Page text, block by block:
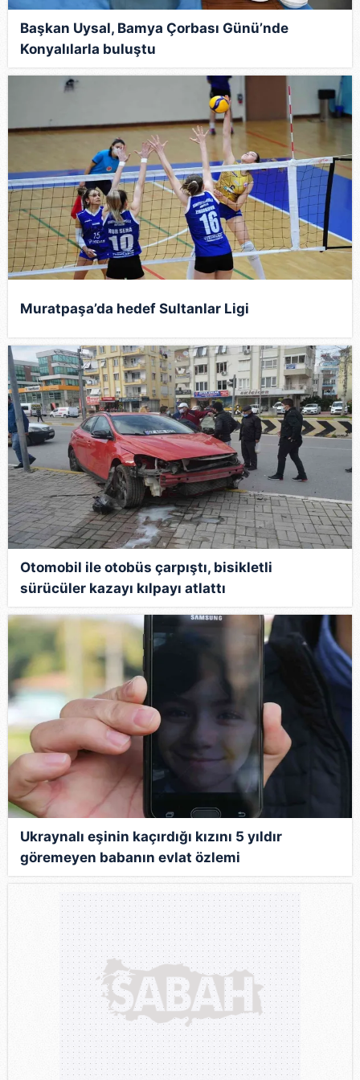
Başkan Uysal, Bamya Çorbası Günü’nde
Konyalılarla buluştu
Muratpaşa’da hedef Sultanlar Ligi
Otomobil ile otobüs çarpıştı, bisikletli
sürücüler kazayı kılpayı atlattı
Ukraynalı eşinin kaçırdığı kızını 5 yıldır
göremeyen babanın evlat özlemi